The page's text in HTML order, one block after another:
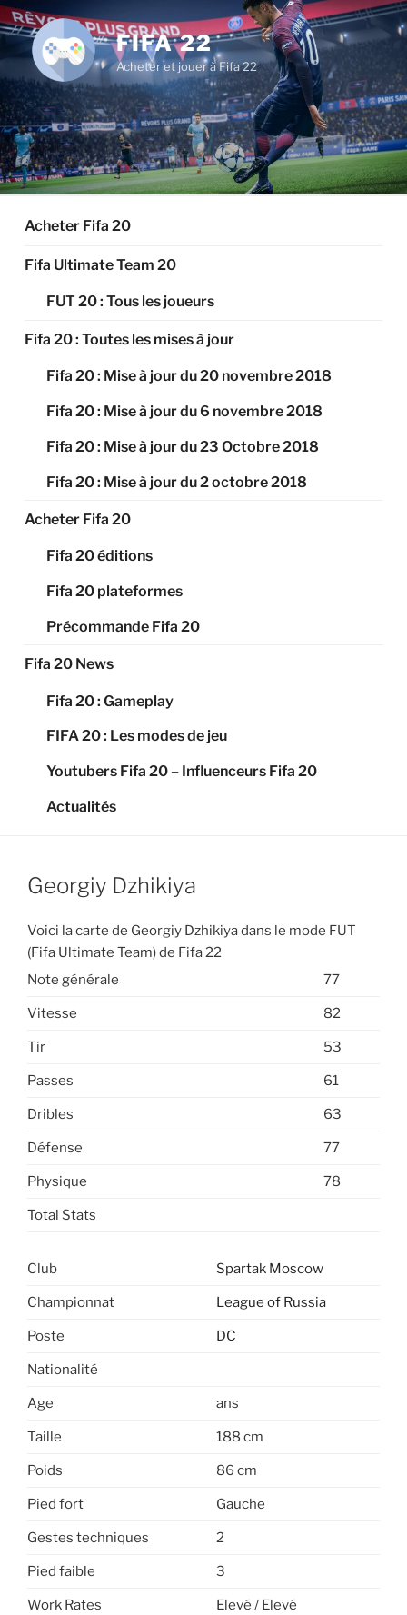
Aller
au
contenu
principal
FIFA 22
Acheter et jouer à Fifa 22
Acheter Fifa 20
Fifa Ultimate Team 20
FUT 20 : Tous les joueurs
Fifa 20 : Toutes les mises à jour
Fifa 20 : Mise à jour du 20 novembre 2018
Fifa 20 : Mise à jour du 6 novembre 2018
Fifa 20 : Mise à jour du 23 Octobre 2018
Fifa 20 : Mise à jour du 2 octobre 2018
Acheter Fifa 20
Fifa 20 éditions
Fifa 20 plateformes
Précommande Fifa 20
Fifa 20 News
Fifa 20 : Gameplay
FIFA 20 : Les modes de jeu
Youtubers Fifa 20 – Influenceurs Fifa 20
Actualités
Georgiy Dzhikiya
Voici la carte de Georgiy Dzhikiya dans le mode FUT
(Fifa Ultimate Team) de Fifa 22
Note générale
77
Vitesse 82
Tir 53
Passes 61
Dribles 63
Défense 77
Physique 78
Total Stats
Club Spartak Moscow
Championnat League of Russia
Poste DC
Nationalité
Age ans
Taille 188 cm
Poids 86 cm
Pied fort Gauche
Gestes techniques 2
Pied faible 3
Work Rates Elevé / Elevé